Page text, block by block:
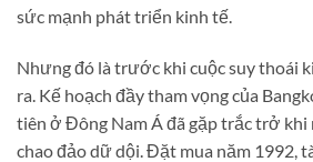
sức mạnh phát triển kinh tế.
Nhưng đó là trước khi cuộc suy thoái
ra. Kế hoạch đầy tham vọng của
tiên ở Đông Nam Á đã gặp trắc trở
chao đảo dữ dội. Đặt mua năm 1992,